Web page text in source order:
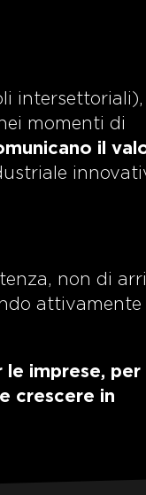
intersettoriali),
momenti di
il
non di
attivamente
imprese, per
crescere in